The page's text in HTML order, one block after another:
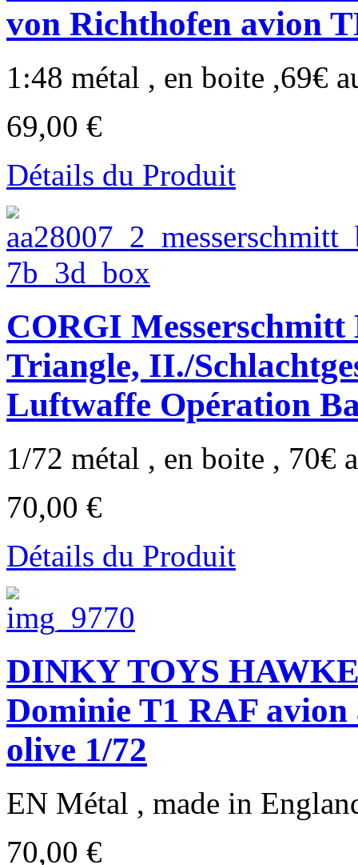
von Richthofen avion
1:48 métal , en boite ,69€
69,00 €
Détails du Produit
CORGI
Triangle, II./
Luftwaffe Opération
1/72 métal , en boite , 70€
70,00 €
Détails du Produit
DINKY TOYS
Dominie T1 RAF avion
olive 1/72
EN Métal , made in
70,00 €